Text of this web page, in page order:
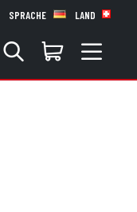
SPRACHE LAND